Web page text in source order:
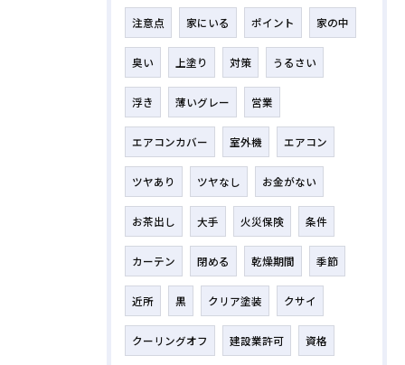
注意点 家にいる ポイント 家の中
臭い 上塗り 対策 うるさい
浮き 薄いグレー 営業
エアコンカバー 室外機 エアコン
ツヤあり ツヤなし お金がない
お茶出し 大手 火災保険 条件
カーテン 閉める 乾燥期間 季節
近所 黒 クリア塗装 クサイ
クーリングオフ 建設業許可 資格